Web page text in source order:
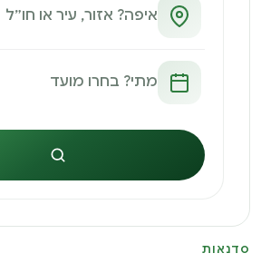
חיפוש
סדנאות